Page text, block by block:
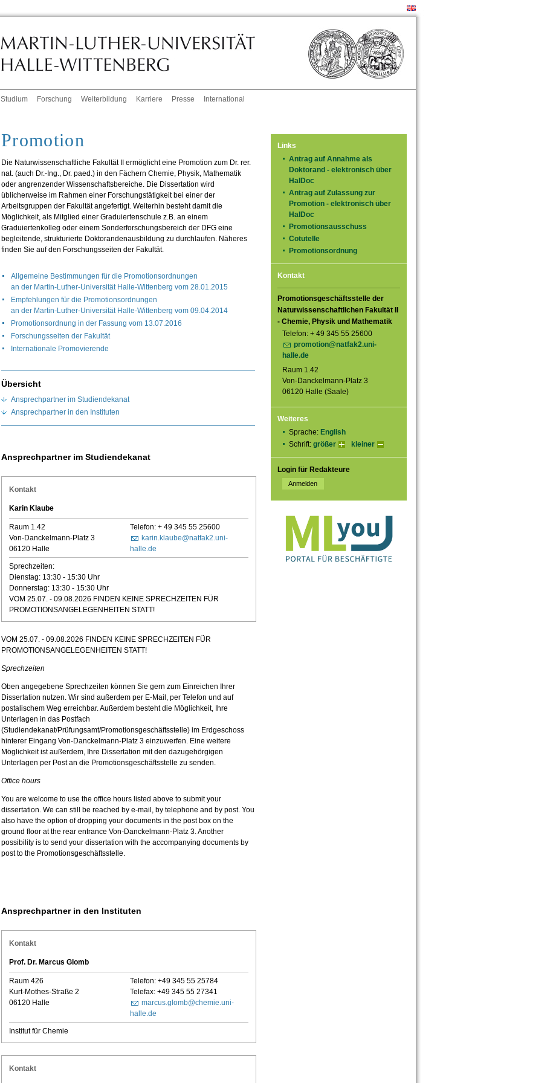
Studium Forschung Weiterbildung Karriere Presse International
Links
Antrag auf Annahme als
Doktorand - elektronisch über
HalDoc
Antrag auf Zulassung zur
Promotion - elektronisch über
HalDoc
Promotionsausschuss
Cotutelle
Promotionsordnung
Kontakt
Promotionsgeschäftsstelle der
Naturwissenschaftlichen Fakultät II
- Chemie, Physik und Mathematik
Telefon: + 49 345 55 25600
promotion@natfak2.uni-
halle.de
Raum 1.42
Von-Danckelmann-Platz 3
06120 Halle (Saale)
Weiteres
Sprache: English
Schrift: größer kleiner
Login für Redakteure
Promotion
Die Naturwissenschaftliche Fakultät II ermöglicht eine Promotion zum Dr. rer.
nat. (auch Dr.-Ing., Dr. paed.) in den Fächern Chemie, Physik, Mathematik
oder angrenzender Wissenschaftsbereiche. Die Dissertation wird
üblicherweise im Rahmen einer Forschungstätigkeit bei einer der
Arbeitsgruppen der Fakultät angefertigt. Weiterhin besteht damit die
Möglichkeit, als Mitglied einer Graduiertenschule z.B. an einem
Graduiertenkolleg oder einem Sonderforschungsbereich der DFG eine
begleitende, strukturierte Doktorandenausbildung zu durchlaufen. Näheres
finden Sie auf den Forschungsseiten der Fakultät.
Allgemeine Bestimmungen für die Promotionsordnungen
an der Martin-Luther-Universität Halle-Wittenberg vom 28.01.2015
Empfehlungen für die Promotionsordnungen
an der Martin-Luther-Universität Halle-Wittenberg vom 09.04.2014
Promotionsordnung in der Fassung vom 13.07.2016
Forschungsseiten der Fakultät
Internationale Promovierende
Übersicht
Ansprechpartner im Studiendekanat
Ansprechpartner in den Instituten
Ansprechpartner im Studiendekanat
Kontakt
Karin Klaube
Raum 1.42
Von-Danckelmann-Platz 3
06120 Halle
Telefon: + 49 345 55 25600
karin.klaube@natfak2.uni-
halle.de
Sprechzeiten:
Dienstag: 13:30 - 15:30 Uhr
Donnerstag: 13:30 - 15:30 Uhr
VOM 25.07. - 09.08.2026 FINDEN KEINE SPRECHZEITEN FÜR
PROMOTIONSANGELEGENHEITEN STATT!
VOM 25.07. - 09.08.2026 FINDEN KEINE SPRECHZEITEN FÜR
PROMOTIONSANGELEGENHEITEN STATT!
Sprechzeiten
Oben angegebene Sprechzeiten können Sie gern zum Einreichen Ihrer
Dissertation nutzen. Wir sind außerdem per E-Mail, per Telefon und auf
postalischem Weg erreichbar. Außerdem besteht die Möglichkeit, Ihre
Unterlagen in das Postfach
(Studiendekanat/Prüfungsamt/Promotionsgeschäftsstelle) im Erdgeschoss
hinterer Eingang Von-Danckelmann-Platz 3 einzuwerfen. Eine weitere
Möglichkeit ist außerdem, Ihre Dissertation mit den dazugehörgigen
Unterlagen per Post an die Promotionsgeschäftsstelle zu senden.
Office hours
You are welcome to use the office hours listed above to submit your
dissertation. We can still be reached by e-mail, by telephone and by post. You
also have the option of dropping your documents in the post box on the
ground floor at the rear entrance Von-Danckelmann-Platz 3. Another
possibility is to send your dissertation with the accompanying documents by
post to the Promotionsgeschäftsstelle.
Ansprechpartner in den Instituten
Kontakt
Prof. Dr. Marcus Glomb
Raum 426
Kurt-Mothes-Straße 2
06120 Halle
Telefon: +49 345 55 25784
Telefax: +49 345 55 27341
marcus.glomb@chemie.uni-
halle.de
Institut für Chemie
Kontakt